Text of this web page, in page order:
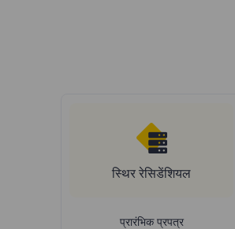
स्थिर रेसिडेंशियल
प्रारंभिक प्रपत्र